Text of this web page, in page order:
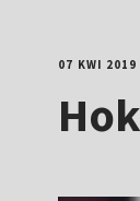
07 KWI 2019